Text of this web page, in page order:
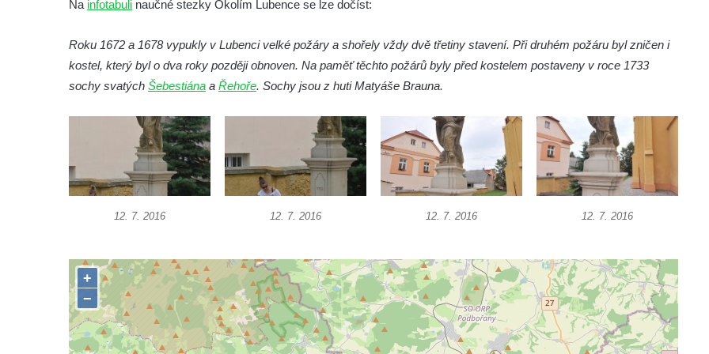
Socha Vážka v ZOO Hluboká
Socha Volavka v ZOO Hluboká
Flamingo trůn v ZOO Hluboká
Lavička Kůň Převalského v ZOO Hluboká
Lysá nad Labem, barokní město Šporkovo
Socha Opičákovník v ZOO Hluboká
Socha Roháč v ZOO Hluboká
Socha Mystik v ZOO Hluboká
čp. 69/1 v Českých Budějovicích
Socha Jana Valeria Jirsíka u Černé věže v
Českých Budějovicích
Socha Krista klesajícího pod křížem u
Na infotabuli naučné stezky Okolím Lubence se lze dočíst:
Roku 1672 a 1678 vypukly v Lubenci velké požáry a shořely vždy dvě třetiny stavení. Při druhém požáru byl zničen i
kostel, který byl o dva roky později obnoven. Na paměť těchto požárů byly před kostelem postaveny v roce 1733
sochy svatých Šebestiána a Řehoře. Sochy jsou z huti Matyáše Brauna.
12. 7. 2016 12. 7. 2016 12. 7. 2016 12. 7. 2016